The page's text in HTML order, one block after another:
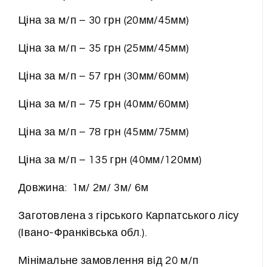
Ціна за м/п – 30 грн (20мм/45мм)
Ціна за м/п – 35 грн (25мм/45мм)
Ціна за м/п – 57 грн (30мм/60мм)
Ціна за м/п – 75 грн (40мм/60мм)
Ціна за м/п – 78 грн (45мм/75мм)
Ціна за м/п – 135 грн (40мм/120мм)
Довжина: 1м/ 2м/ 3м/ 6м
Заготовлена з гірського Карпатського лісу
(Івано-Франківська обл.).
Мінімальне замовлення від 20 м/п